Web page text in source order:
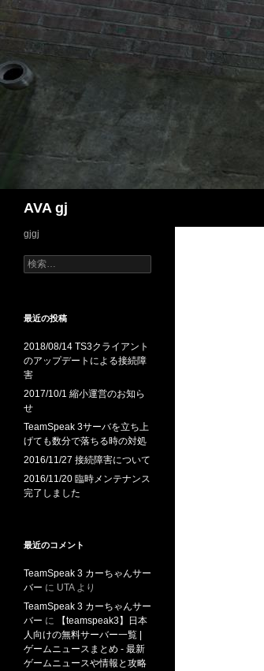
AVA gj
gjgj
検
索:
最近の投稿
2018/08/14 TS3クライアント
のアップデートによる接続障
害
2017/10/1 縮小運営のお知ら
せ
TeamSpeak 3サーバを立ち上
げても数分で落ちる時の対処
2016/11/27 接続障害について
2016/11/20 臨時メンテナンス
完了しました
最近のコメント
TeamSpeak 3 カーちゃんサー
バー に UTAより
TeamSpeak 3 カーちゃんサー
バー に
【teamspeak3】日本
人向けの無料サーバー一覧 |
ゲームニュースまとめ - 最新
ゲームニュースや情報と攻略